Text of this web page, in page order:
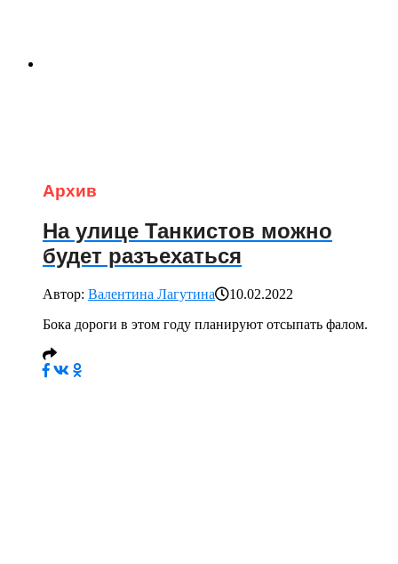
Архив
На улице Танкистов можно
будет разъехаться
Автор: Валентина Лагутина
10.02.2022
Бока дороги в этом году планируют отсыпать фалом.